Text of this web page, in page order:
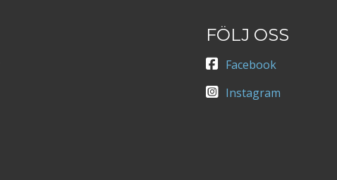
FÖLJ OSS
Facebook
Instagram